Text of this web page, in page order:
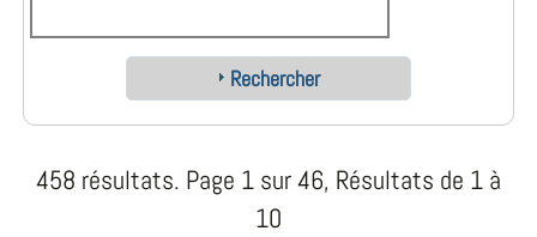
Rechercher
458 résultats. Page 1 sur 46, Résultats de 1 à
10